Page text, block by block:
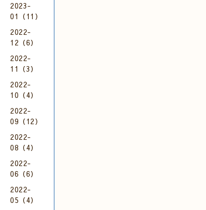
2023-
01（11）
2022-
12（6）
2022-
11（3）
2022-
10（4）
2022-
09（12）
2022-
08（4）
2022-
06（6）
2022-
05（4）